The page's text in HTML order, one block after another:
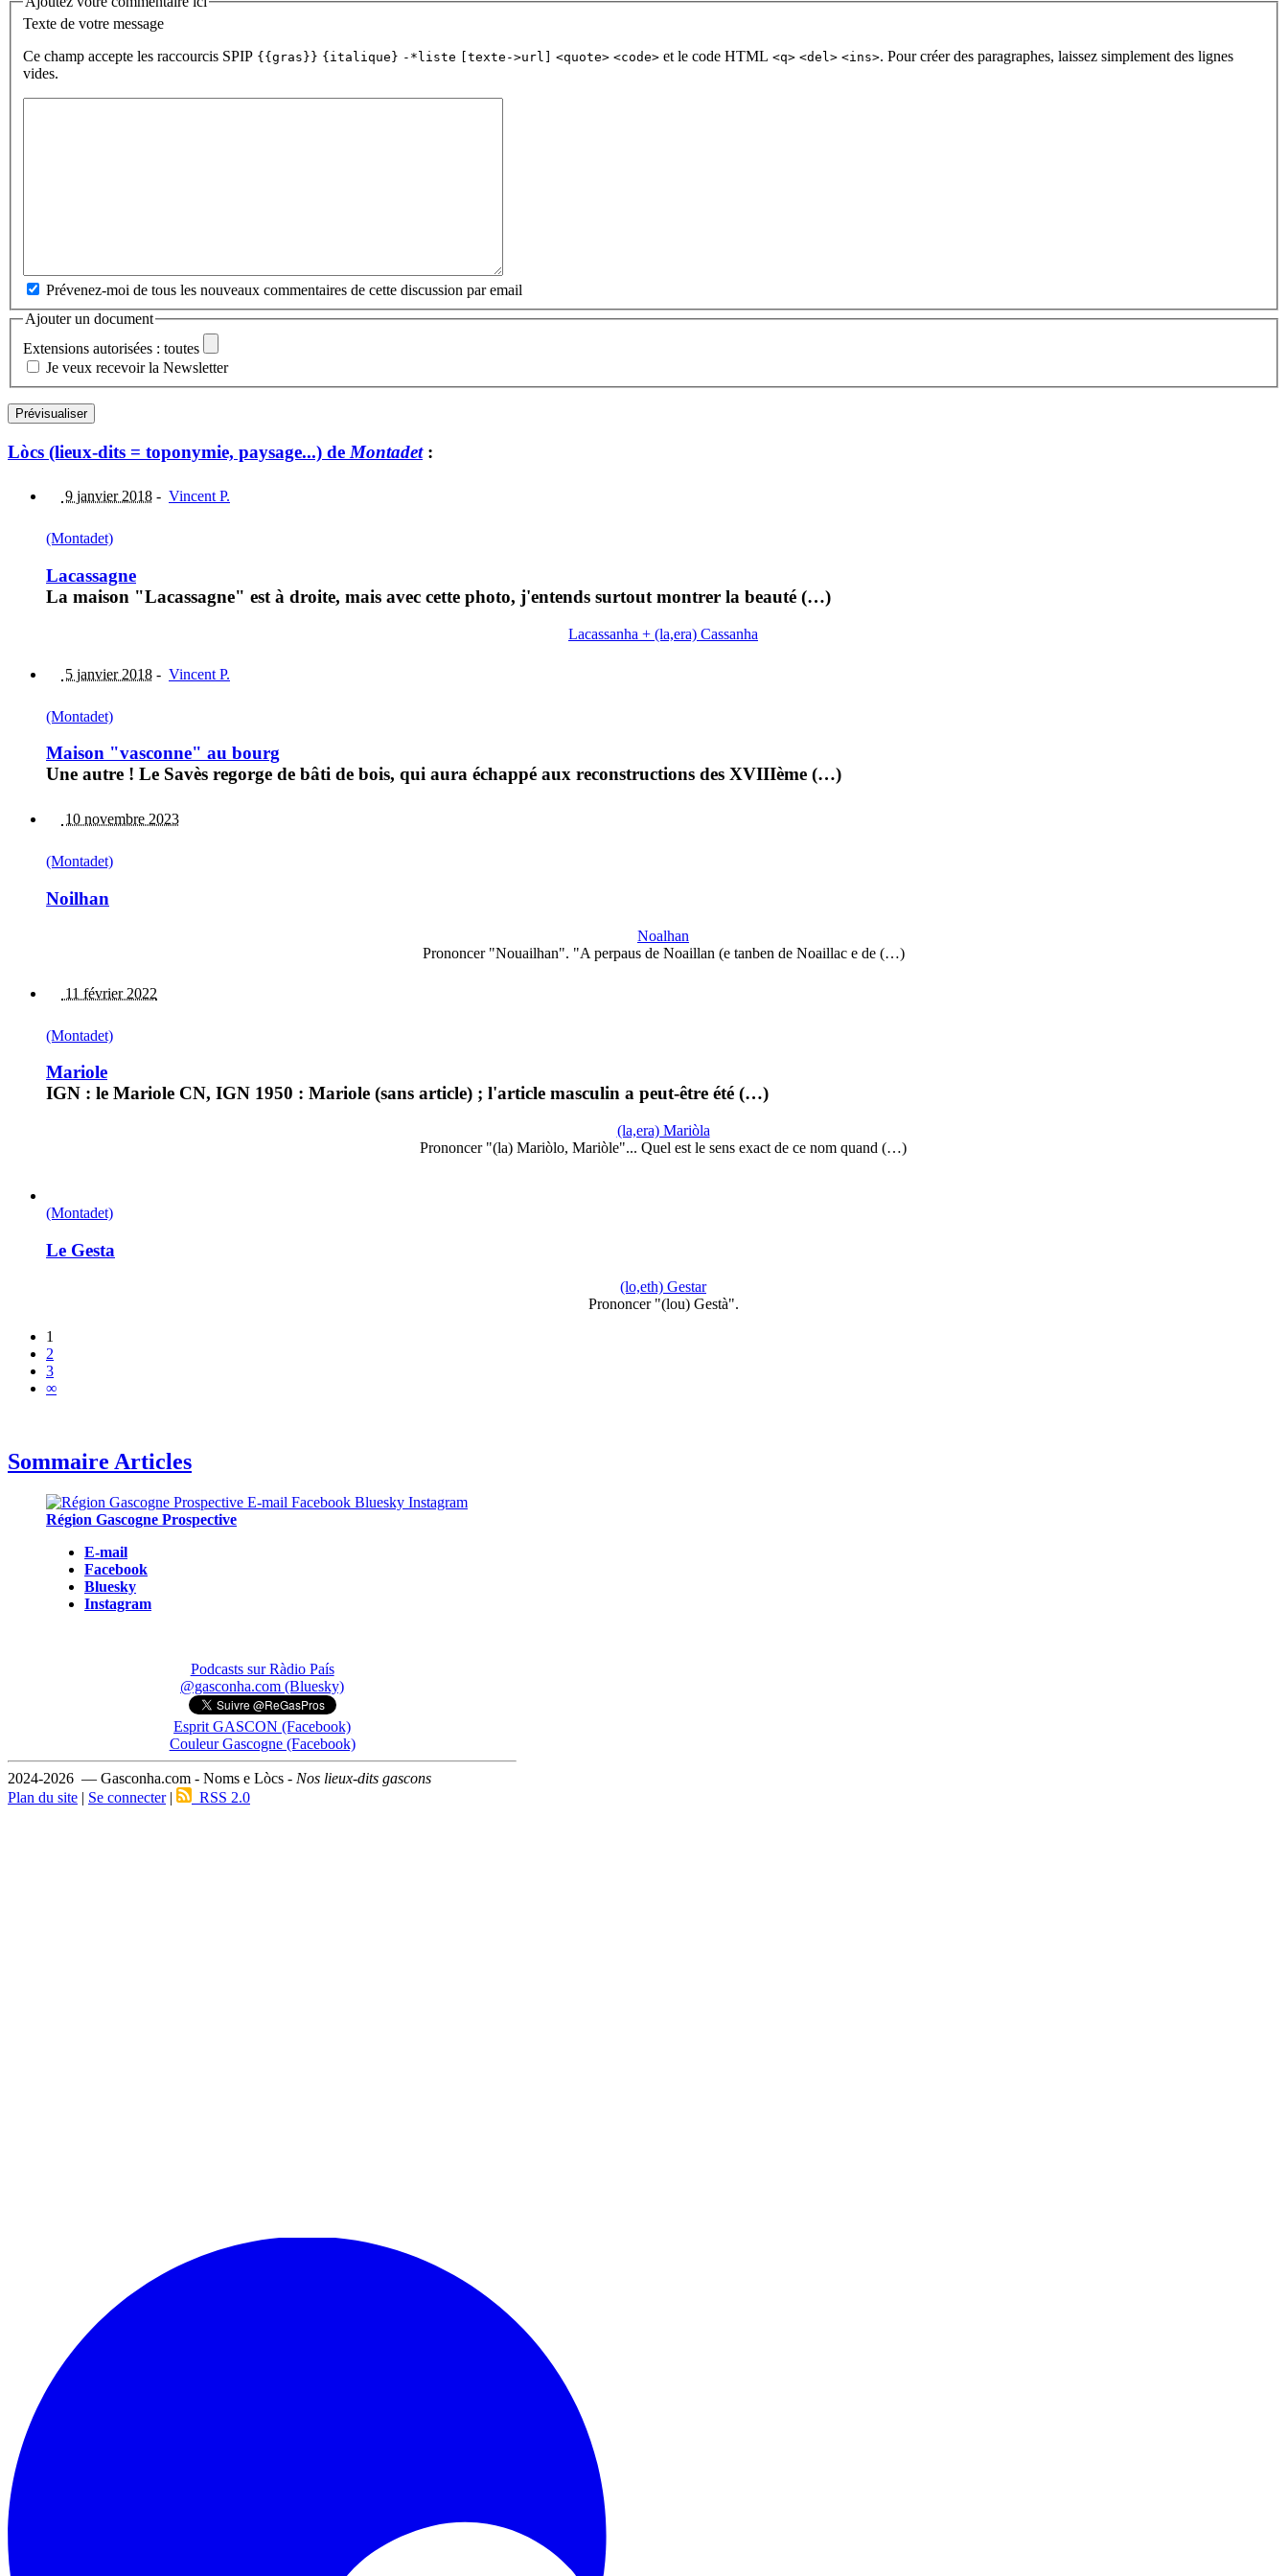
Texte de votre message
Ce champ accepte les raccourcis SPIP {{gras}} {italique} -*liste [texte->url] <quote> <code> et le code HTML <q> <del> <ins>. Pour créer des paragraphes, laissez simplement des lignes
vides.
Prévenez-moi de tous les nouveaux commentaires de cette discussion par email
Ajouter un document
Extensions autorisées : toutes
Je veux recevoir la Newsletter
Lòcs (lieux-dits = toponymie, paysage...) de Montadet:
9 janvier 2018 - Vincent P.
(Montadet)
Lacassagne
La maison "Lacassagne" est à droite, mais avec cette photo, j'entends surtout montrer la beauté (…)
Lacassanha + (la,era) Cassanha
5 janvier 2018 - Vincent P.
(Montadet)
Maison "vasconne" au bourg
Une autre ! Le Savès regorge de bâti de bois, qui aura échappé aux reconstructions des XVIIIème (…)
10 novembre 2023
(Montadet)
Noilhan
Noalhan
Prononcer "Nouailhan". "A perpaus de Noaillan (e tanben de Noaillac e de (…)
11 février 2022
(Montadet)
Mariole
IGN : le Mariole CN, IGN 1950 : Mariole (sans article) ; l'article masculin a peut-être été (…)
(la,era) Mariòla
Prononcer "(la) Mariòlo, Mariòle"... Quel est le sens exact de ce nom quand (…)
(Montadet)
Le Gesta
(lo,eth) Gestar
Prononcer "(lou) Gestà".
1
2
3
∞
Sommaire Articles
Région Gascogne Prospective
E-mail
Facebook
Bluesky
Instagram
Podcasts sur Ràdio País
@gasconha.com (Bluesky)
Esprit GASCON (Facebook)
Couleur Gascogne (Facebook)
2024-2026 — Gasconha.com - Noms e Lòcs - Nos lieux-dits gascons
Plan du site | Se connecter| RSS 2.0